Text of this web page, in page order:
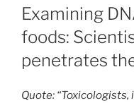
OP
Examining
foods:
penetrates
Quote: